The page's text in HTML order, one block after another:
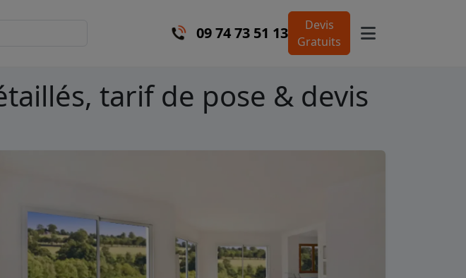
09 74 73 51 13
Devis
Gratuits
tarif de pose & devis